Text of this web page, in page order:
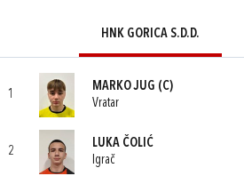
HNK GORICA S.D.D.
1
MARKO JUG (C)
Vratar
2
LUKA ČOLIĆ
Igrač